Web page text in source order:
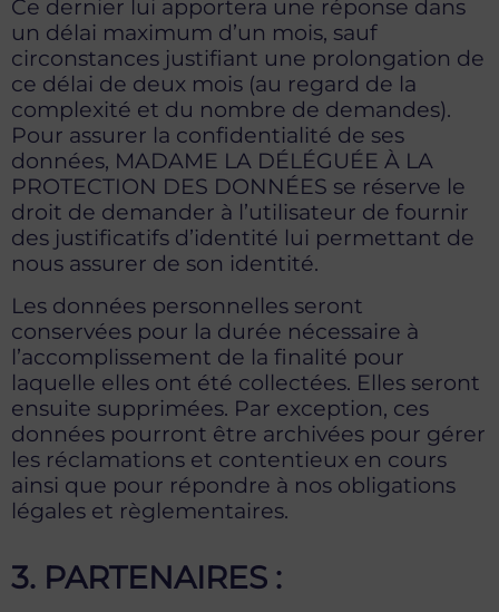
Ce dernier lui apportera une réponse dans
un délai maximum d’un mois, sauf
circonstances justifiant une prolongation de
ce délai de deux mois (au regard de la
complexité et du nombre de demandes).
Pour assurer la confidentialité de ses
données, MADAME LA DÉLÉGUÉE À LA
PROTECTION DES DONNÉES se réserve le
droit de demander à l’utilisateur de fournir
des justificatifs d’identité lui permettant de
nous assurer de son identité.
Les données personnelles seront
conservées pour la durée nécessaire à
l’accomplissement de la finalité pour
laquelle elles ont été collectées. Elles seront
ensuite supprimées. Par exception, ces
données pourront être archivées pour gérer
les réclamations et contentieux en cours
ainsi que pour répondre à nos obligations
légales et règlementaires.
3. PARTENAIRES :